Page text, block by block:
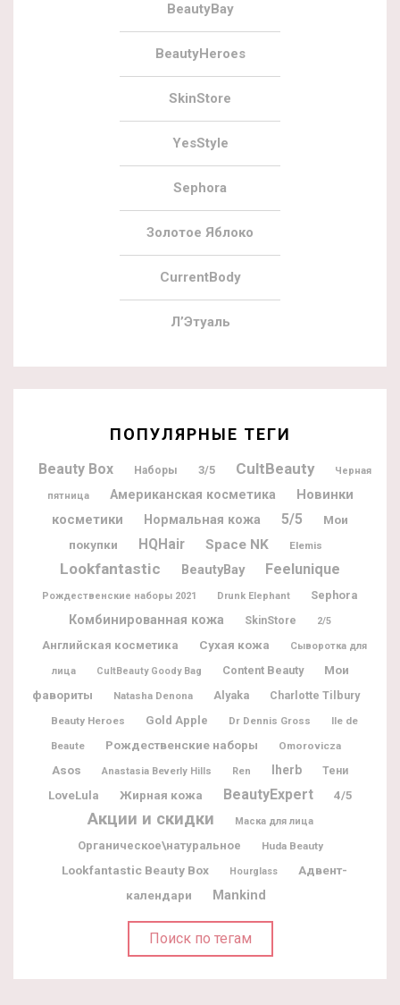
BeautyBay
BeautyHeroes
SkinStore
YesStyle
Sephora
Золотое Яблоко
CurrentBody
Л’Этуаль
ПОПУЛЯРНЫЕ ТЕГИ
Beauty Box Наборы 3/5 CultBeauty Черная
пятница Американская косметика
Новинки
косметики
Нормальная кожа 5/5
Мои
покупки
HQHair Space NK Elemis
Lookfantastic BeautyBay Feelunique
Рождественские наборы 2021 Drunk Elephant Sephora
Комбинированная кожа SkinStore 2/5
Английская косметика Сухая кожа Сыворотка для
лица CultBeauty Goody Bag Content Beauty
Мои
фавориты
Natasha Denona Alyaka Charlotte Tilbury
Beauty Heroes Gold Apple Dr Dennis Gross
Ile de
Beaute
Рождественские наборы Omorovicza
Asos Anastasia Beverly Hills Ren Iherb Тени
LoveLula Жирная кожа BeautyExpert 4/5
Акции и скидки Маска для лица
Органическое\натуральное Huda Beauty
Lookfantastic Beauty Box Hourglass
Адвент-
календари
Mankind
Поиск по тегам